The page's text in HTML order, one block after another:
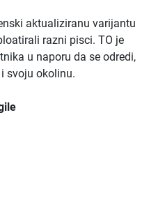
aktualiziranu varijantu
razni pisci. TO je
u naporu da se odredi,
svoju okolinu.